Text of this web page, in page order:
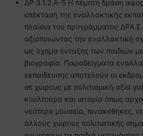
ΔΡ 3.1.2.Α-5 Η πέμπτη δράση
επέκταση της εναλλακτικής
πλαίσια του προγράμματος
αξιοποιώντας την εναλλακτική
ως όχημα ένταξης των παιδιών
βιογραφία. Παραδείγματα
εκπαίδευσης αποτελούν οι
σε χώρους με πολιτισμική αξία
κουλτούρα και ιστορία όπως
νεότερα μουσεία, πινακοθήκες,
άλλους χώρους πολιτιστικής